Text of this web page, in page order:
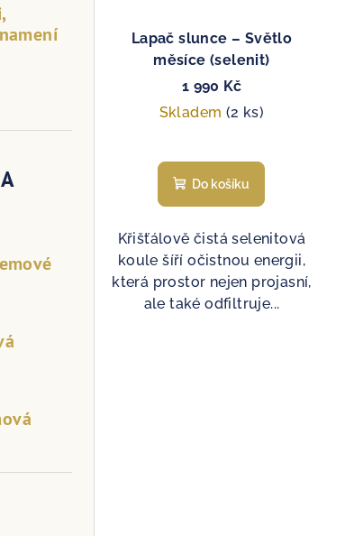
Lapač slunce – Světlo
měsíce (selenit)
1 990 Kč
Skladem (2 ks)
Do košíku
Křišťálově čistá selenitová
koule šíří očistnou energii,
která prostor nejen projasní,
ale také odfiltruje...